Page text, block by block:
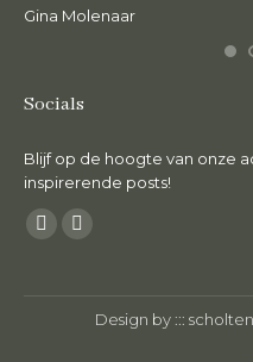
Gina Molenaar
Socials
Blijf op de hoogte van onze
inspirerende posts!
Vind ons op:
FacebookInstagram
Design by :::